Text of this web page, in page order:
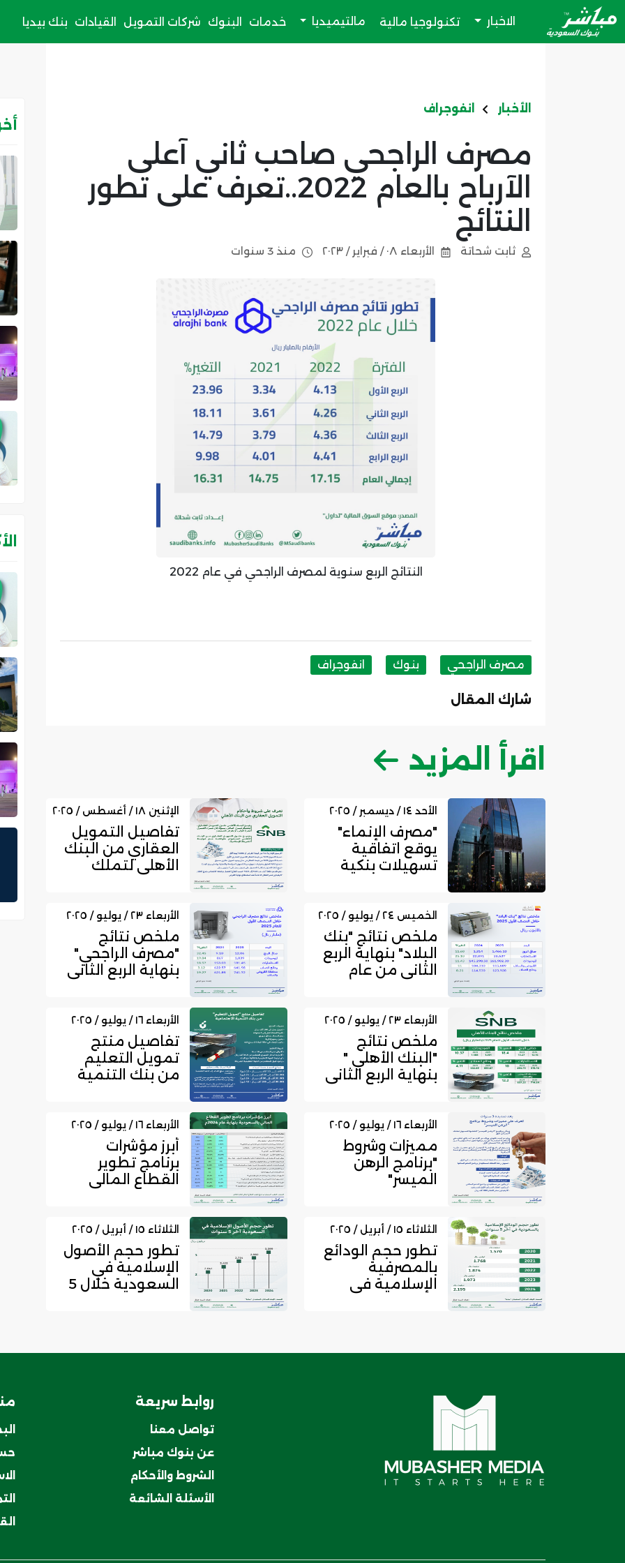
الاخبار تكنولوجيا مالية مالتيميديا خدمات البنوك شركات التمويل القيادات بنك بيديا
الأخبار انفوجراف
مصرف الراجحي صاحب ثاني آعلى
الآرباح بالعام 2022..تعرف على تطور
النتائج
ثابت شحاتة الأربعاء ٠٨ / فبراير / ٢٠٢٣ منذ 3 سنوات
النتائج الربع سنوية لمصرف الراجحي في عام 2022
مصرف الراجحي بنوك انفوجراف
شارك المقال
اقرأ المزيد
الأحد ١٤ / ديسمبر / ٢٠٢٥
"مصرف الإنماء"
يوقع اتفاقية
تسهيلات بنكية
الإثنين ١٨ / أغسطس / ٢٠٢٥
تفاصيل التمويل
العقاري من البنك
الأهلي لتملك
الخميس ٢٤ / يوليو / ٢٠٢٥
ملخص نتائج "بنك
البلاد" بنهاية الربع
الثاني من عام
الأربعاء ٢٣ / يوليو / ٢٠٢٥
ملخص نتائج
"مصرف الراجحي"
بنهاية الربع الثاني
الأربعاء ٢٣ / يوليو / ٢٠٢٥
ملخص نتائج
"البنك الأهلي "
بنهاية الربع الثاني
الأربعاء ١٦ / يوليو / ٢٠٢٥
تفاصيل منتج
تمويل التعليم
من بنك التنمية
الأربعاء ١٦ / يوليو / ٢٠٢٥
مميزات وشروط
"برنامج الرهن
الميسر"
الأربعاء ١٦ / يوليو / ٢٠٢٥
أبرز مؤشرات
برنامج تطوير
القطاع المالي
الثلاثاء ١٥ / أبريل / ٢٠٢٥
تطور حجم الودائع
بالمصرفية
الإسلامية في
الثلاثاء ١٥ / أبريل / ٢٠٢٥
تطور حجم الأصول
الإسلامية في
السعودية خلال 5
روابط سريعة
تواصل معنا
عن بنوك مباشر
الشروط والأحكام
الأسئلة الشائعة